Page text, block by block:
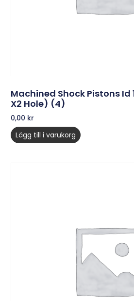
Machined Shock Pistons Id
X2 Hole) (4)
0,00 kr
Lägg till i varukorg